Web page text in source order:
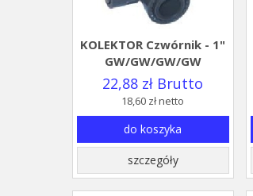
KOLEKTOR Czwórnik - 1"
GW/GW/GW/GW
22,88 zł Brutto
18,60 zł netto
do koszyka
szczegóły